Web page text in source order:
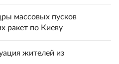
массовых пусков
ракет по Киеву
жителей из